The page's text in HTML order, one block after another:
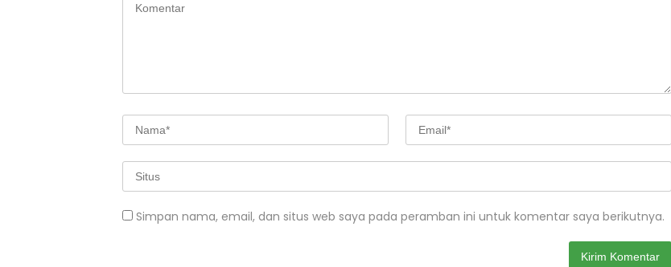
Simpan nama, email, dan situs web saya pada peramban ini untuk komentar saya berikutnya.